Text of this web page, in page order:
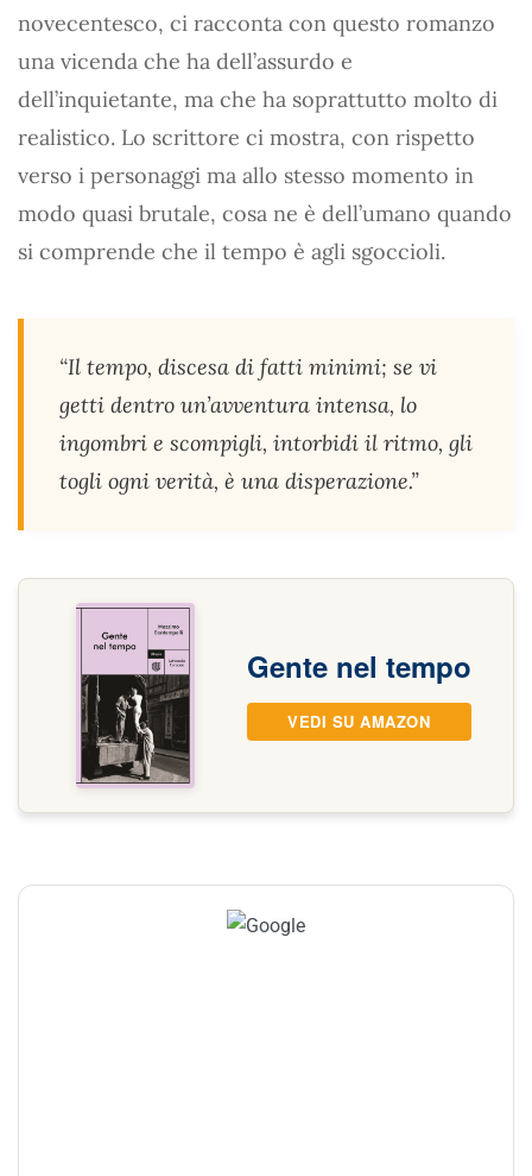
novecentesco, ci racconta con questo romanzo
una vicenda che ha dell’assurdo e
dell’inquietante, ma che ha soprattutto molto di
realistico. Lo scrittore ci mostra, con rispetto
verso i personaggi ma allo stesso momento in
modo quasi brutale, cosa ne è dell’umano quando
si comprende che il tempo è agli sgoccioli.
“Il tempo, discesa di fatti minimi; se vi
getti dentro un’avventura intensa, lo
ingombri e scompigli, intorbidi il ritmo, gli
togli ogni verità, è una disperazione.”
Gente nel tempo
VEDI SU AMAZON